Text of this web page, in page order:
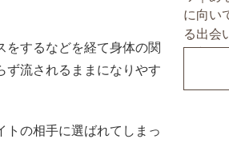
をするなどを経て身体の関
ず流されるままになりやす
トの相手に選ばれてしまっ